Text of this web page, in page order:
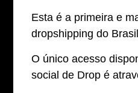
Esta é a primeira e
dropshipping do
O único acesso
social de Drop é